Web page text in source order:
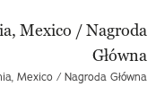
Mexico / Nagroda Główna